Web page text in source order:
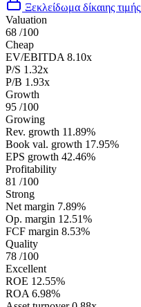
Ξεκλείδωμα δίκαιης τιμής
Valuation
68 /100
Cheap
EV/EBITDA 8.10x
P/S 1.32x
P/B 1.93x
Growth
95 /100
Growing
Rev. growth 11.89%
Book val. growth 17.95%
EPS growth 42.46%
Profitability
81 /100
Strong
Net margin 7.89%
Op. margin 12.51%
FCF margin 8.53%
Quality
78 /100
Excellent
ROE 12.55%
ROA 6.98%